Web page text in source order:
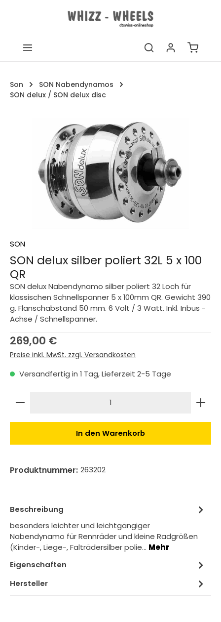
Zum Hauptinhalt springen
Son
SON Nabendynamos
SON delux / SON delux disc
Bildergalerie überspringen
SON
SON delux silber poliert 32L 5 x 100
QR
SON delux Nabendynamo silber poliert 32 Loch für
klassischen Schnellspanner 5 x 100mm QR. Gewicht 390
g. Flanschabstand 50 mm. 6 Volt / 3 Watt. Inkl. Inbus -
Achse / Schnellspanner.
Regulärer Preis:
269,00 €
Preise inkl. MwSt. zzgl. Versandkosten
Versandfertig in 1 Tag, Lieferzeit 2-5 Tage
Produkt Anzahl: Gib den gewünschten Wert
In den Warenkorb
Produktnummer: 263202
Beschreibung
besonders leichter und leichtgängiger
Nabendynamo für Rennräder und kleine Radgrößen
(Kinder-, Liege-, Falträdersilber polie… Mehr
Eigenschaften
Hersteller